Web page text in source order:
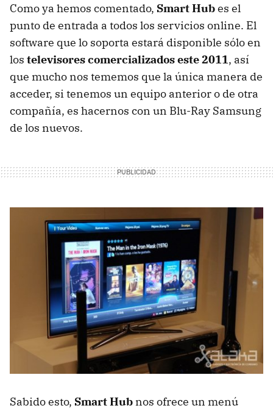
Como ya hemos comentado, Smart Hubes el
punto de entrada a todos los servicios online. El
software que lo soporta estará disponible sólo en
los televisores comercializados este 2011, así
que mucho nos tememos que la única manera de
acceder, si tenemos un equipo anterior o de otra
compañía, es hacernos con un Blu-Ray Samsung
de los nuevos.
Sabido esto, Smart Hub nos ofrece un menú